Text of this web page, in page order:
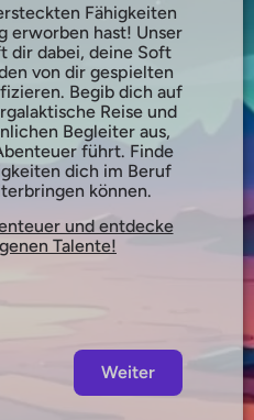
Fähigkeiten
erworben hast! Unser
dir dabei, deine Soft
von dir gespielten
Begib dich auf
Reise und
Begleiter aus,
führt. Finde
dich im Beruf
können.
und entdecke
Talente!
Weiter
English